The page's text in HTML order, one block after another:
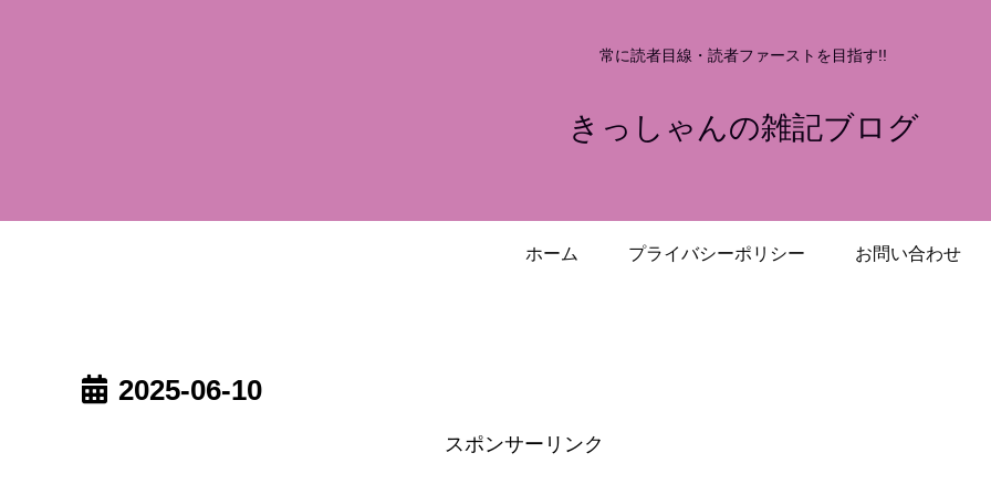
常に読者目線・読者ファーストを目指す!!
きっしゃんの雑記ブログ
ホーム プライバシーポリシー お問い合わせ
2025-06-10
スポンサーリンク